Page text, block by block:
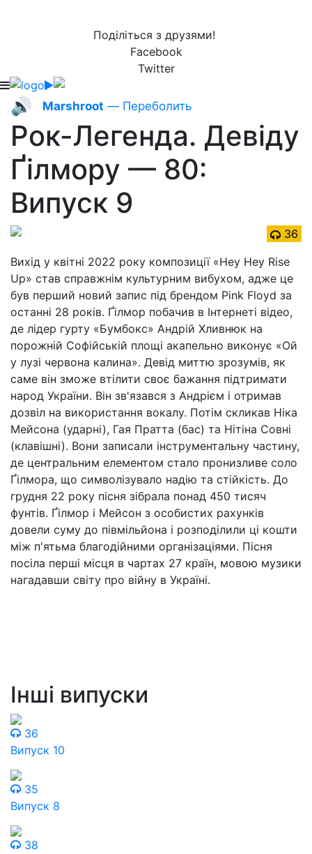
Поділіться з друзями!
Facebook
Twitter
🔊 Marshroot — Переболить
Рок-Легенда. Девіду
Ґілмору — 80:
Випуск 9
36
Вихід у квітні 2022 року композиції «Hey Hey Rise
Up» став справжнім культурним вибухом, адже це
був перший новий запис під брендом Pink Floyd за
останні 28 років. Ґілмор побачив в Інтернеті відео,
де лідер гурту «Бумбокс» Андрій Хливнюк на
порожній Софійській площі акапельно виконує «Ой
у лузі червона калина». Девід миттю зрозумів, як
саме він зможе втілити своє бажання підтримати
народ України. Він зв'язався з Андрієм і отримав
дозвіл на використання вокалу. Потім скликав Ніка
Мейсона (ударні), Гая Пратта (бас) та Нітіна Совні
(клавішні). Вони записали інструментальну частину,
де центральним елементом стало пронизливе соло
Ґілмора, що символізувало надію та стійкість. До
грудня 22 року пісня зібрала понад 450 тисяч
фунтів. Ґілмор і Мейсон з особистих рахунків
довели суму до півмільйона і розподілили ці кошти
між п'ятьма благодійними організаціями. Пісня
посіла перші місця в чартах 27 країн, мовою музики
нагадавши світу про війну в Україні.
Інші випуски
36
Випуск 10
35
Випуск 8
38